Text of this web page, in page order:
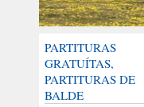
PARTITURAS
GRATUÍTAS,
PARTITURAS DE
BALDE